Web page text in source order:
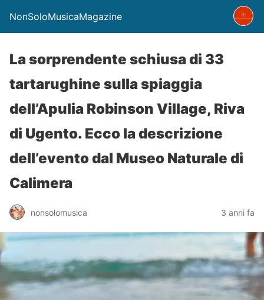
NonSoloMusicaMagazine
La sorprendente schiusa di 33
tartarughine sulla spiaggia
dell’Apulia Robinson Village, Riva
di Ugento. Ecco la descrizione
dell’evento dal Museo Naturale di
Calimera
nonsolomusica 3 anni fa